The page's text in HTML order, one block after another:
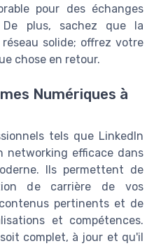
pour des échanges
De plus, sachez que la
solide; offrez votre
chose en retour.
Numériques à
tels que LinkedIn
networking efficace dans
Ils permettent de
de carrière de vos
pertinents et de
et compétences.
complet, à jour et qu'il